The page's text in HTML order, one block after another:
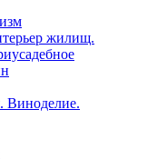
жилищ.
Виноделие.